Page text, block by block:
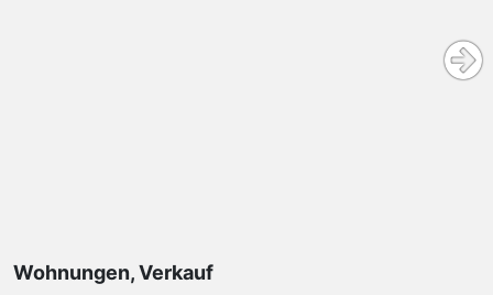
Wohnungen, Verkauf